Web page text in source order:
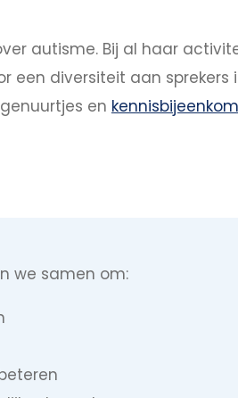
autisme. Bij al haar
een diversiteit aan
en
we samen om: